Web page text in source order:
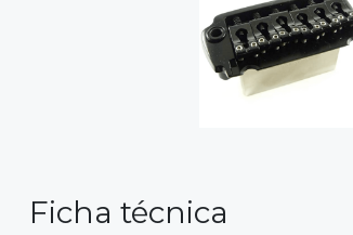
Ficha técnica